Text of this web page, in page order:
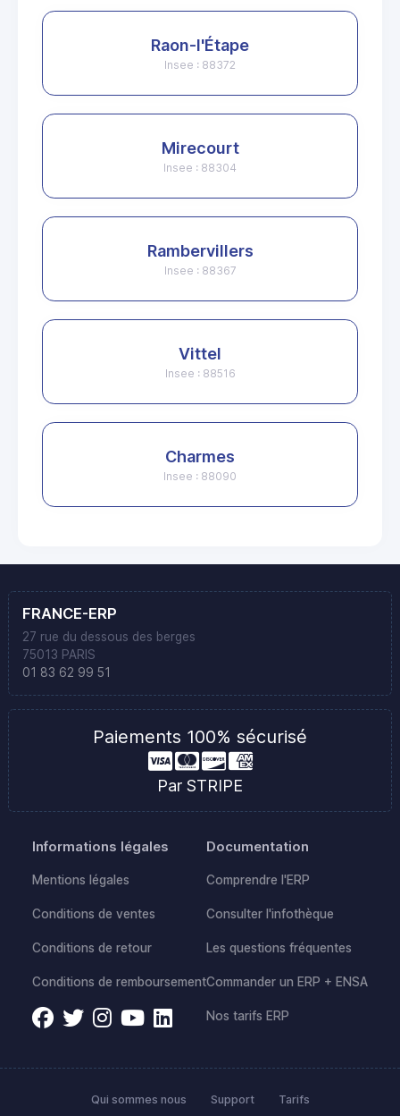
Raon-l'Étape
Insee : 88372
Mirecourt
Insee : 88304
Rambervillers
Insee : 88367
Vittel
Insee : 88516
Charmes
Insee : 88090
FRANCE-ERP
27 rue du dessous des berges
75013 PARIS
01 83 62 99 51
Paiements 100% sécurisé
Par STRIPE
Informations légales
Mentions légales
Conditions de ventes
Conditions de retour
Conditions de remboursement
Documentation
Comprendre l'ERP
Consulter l'infothèque
Les questions fréquentes
Commander un ERP + ENSA
Nos tarifs ERP
Qui sommes nous Support Tarifs